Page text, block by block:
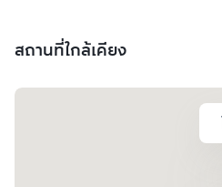
สถานที่ใกล้เคียง